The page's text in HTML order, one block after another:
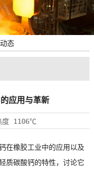
态
应用与革新
1106℃
在橡胶工业中的应用以及
质碳酸钙的特性，讨论它